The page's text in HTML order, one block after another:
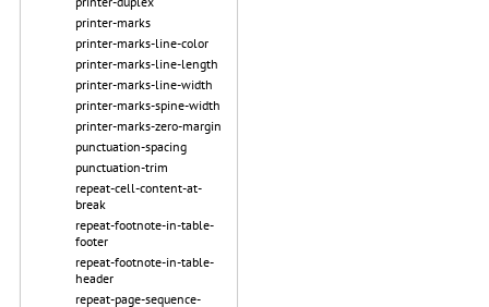
printer-marks
printer-marks-line-color
printer-marks-line-length
printer-marks-line-width
printer-marks-spine-width
printer-marks-zero-margin
punctuation-spacing
punctuation-trim
repeat-cell-content-at-
break
repeat-footnote-in-table-
footer
repeat-footnote-in-table-
header
repeat-page-sequence-